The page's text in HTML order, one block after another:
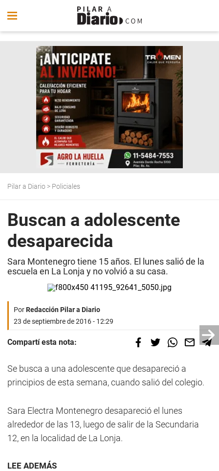
Pilar a Diario > Policiales
Buscan a adolescente
desaparecida
Sara Montenegro tiene 15 años. El lunes salió de la
escuela en La Lonja y no volvió a su casa.
PorRedacción Pilar a Diario
23 de septiembre de 2016 - 12:29
Compartí esta nota:
Se busca a una adolescente que desapareció a
principios de esta semana, cuando salió del colegio.
Sara Electra Montenegro desapareció el lunes
alrededor de las 13, luego de salir de la Secundaria
12, en la localidad de La Lonja.
LEE ADEMÁS